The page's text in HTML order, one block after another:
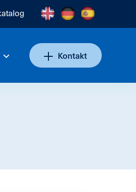
Kontakt